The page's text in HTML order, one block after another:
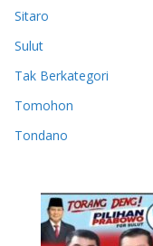
Sitaro
Sulut
Tak Berkategori
Tomohon
Tondano